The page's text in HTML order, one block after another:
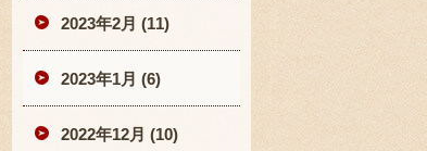
2023年2月 (11)
2023年1月 (6)
2022年12月 (10)